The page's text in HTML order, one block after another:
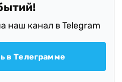
наш канал в Telegram
в Телеграмме